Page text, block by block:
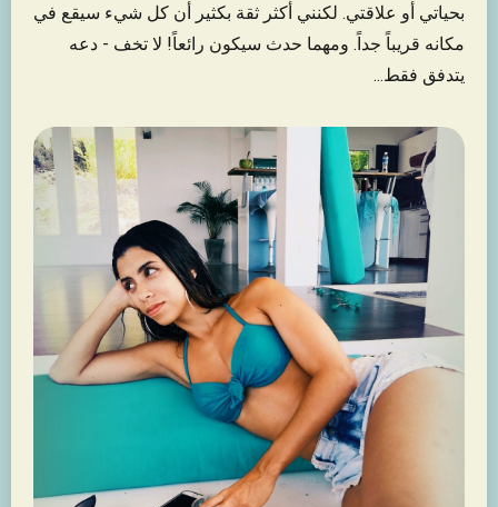
بحياتي أو علاقتي. لكنني أكثر ثقة بكثير أن كل شيء سيقع في
مكانه قريباً جداً. ومهما حدث سيكون رائعاً! لا تخف - دعه
يتدفق فقط...